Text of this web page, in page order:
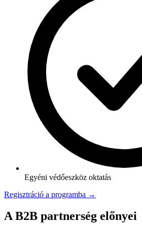
Egyéni védőeszköz oktatás
Regisztráció a programba →
A B2B partnerség előnyei